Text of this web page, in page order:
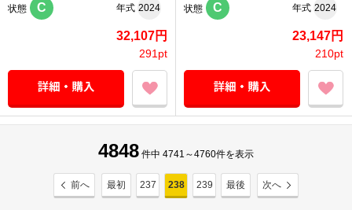
状態 C 年式 2024
32,107円
291pt
状態 C 年式 2024
23,147円
210pt
4848 件中 4741～4760件を表示
前へ 最初 237 238 239 最後 次へ